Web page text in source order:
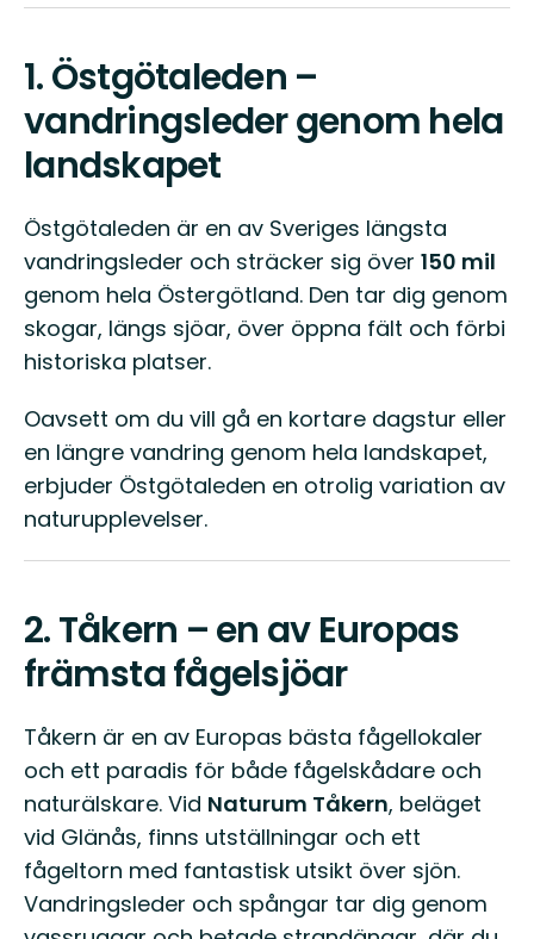
1.Östgötaleden –
vandringsleder genom hela
landskapet
Östgötaleden är en av Sveriges längsta
vandringsleder och sträcker sig över 150 mil
genom hela Östergötland. Den tar dig genom
skogar, längs sjöar, över öppna fält och förbi
historiska platser.
Oavsett om du vill gå en kortare dagstur eller
en längre vandring genom hela landskapet,
erbjuder Östgötaleden en otrolig variation av
naturupplevelser.
2.Tåkern – en av Europas
främsta fågelsjöar
Tåkern är en av Europas bästa fågellokaler
och ett paradis för både fågelskådare och
naturälskare. Vid Naturum Tåkern, beläget
vid Glänås, finns utställningar och ett
fågeltorn med fantastisk utsikt över sjön.
Vandringsleder och spångar tar dig genom